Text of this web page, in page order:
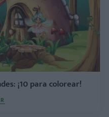
¡10 para colorear!